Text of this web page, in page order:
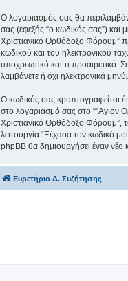
Ο λογαριασμός σας θα
σας (εφεξής “ο κωδικός σας”) και
Χριστιανικό Ορθόδοξο Φόρουμ”
κωδικού και του ηλεκτρονικού
υποχρεωτικό και τι προαιρετικό.
λαμβάνετε ή όχι ηλεκτρονικά
Ο κωδικός σας κρυπτογραφείται
στο λογαριασμό σας στο “"Αγιον
Χριστιανικό Ορθόδοξο Φόρουμ”,
λειτουργία “Ξέχασα τον κωδικό
phpBB θα δημιουργήσει έναν νέο
Ευρετήριο Δ. Συζήτησης